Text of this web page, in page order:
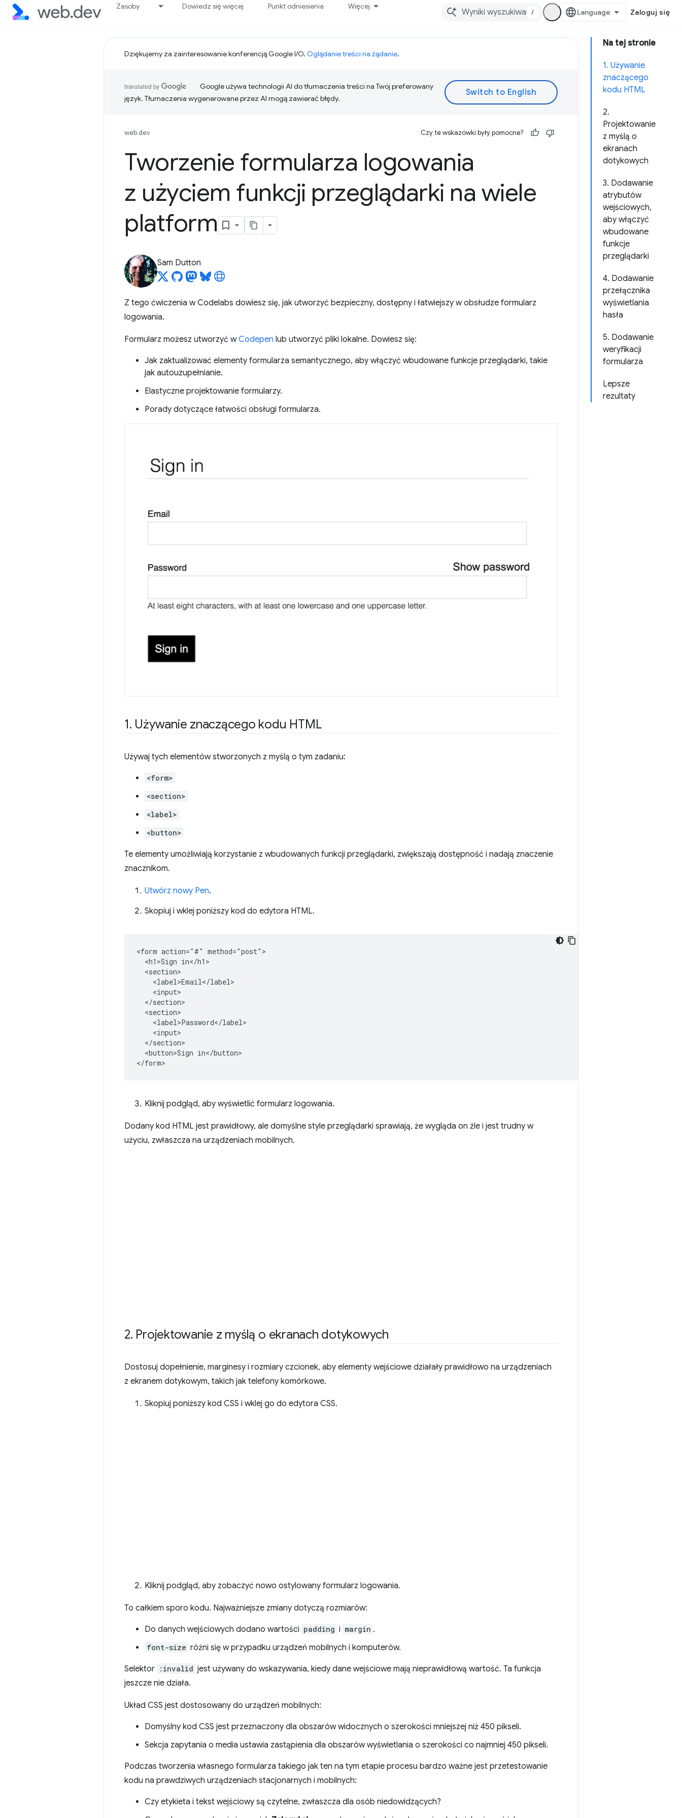
Zasoby Dowiedz się więcej Punkt odniesienia Więcej
/ Zaloguj się
Na tej stronie
1. Używanie
znaczącego
kodu HTML
2.
Projektowanie
z myślą o
ekranach
dotykowych
3. Dodawanie
atrybutów
wejściowych,
aby włączyć
wbudowane
funkcje
przeglądarki
4. Dodawanie
przełącznika
wyświetlania
hasła
5. Dodawanie
weryfikacji
formularza
Lepsze
rezultaty
Dziękujemy za zainteresowanie konferencją Google I/O. Oglądanie treści na żądanie.
Google używa technologii AI do tłumaczenia treści na Twój preferowany
język. Tłumaczenia wygenerowane przez AI mogą zawierać błędy.
web.dev Czy te wskazówki były pomocne?
Tworzenie formularza logowania
z użyciem funkcji przeglądarki na wiele
platform
Sam Dutton
Z tego ćwiczenia w Codelabs dowiesz się, jak utworzyć bezpieczny, dostępny i łatwiejszy w obsłudze formularz
logowania.
Formularz możesz utworzyć wCodepen lub utworzyć pliki lokalne. Dowiesz się:
Jak zaktualizować elementy formularza semantycznego, aby włączyć wbudowane funkcje przeglądarki, takie
jak autouzupełnianie.
Elastyczne projektowanie formularzy.
Porady dotyczące łatwości obsługi formularza.
1. Używanie znaczącego kodu HTML
Używaj tych elementów stworzonych z myślą o tym zadaniu:
<form>
<section>
<label>
<button>
Te elementy umożliwiają korzystanie z wbudowanych funkcji przeglądarki, zwiększają dostępność i nadają znaczenie
znacznikom.
Utwórz nowy Pen.
Skopiuj i wklej poniższy kod do edytora HTML.
<form action="#" method="post">
  <h1>Sign in</h1>
  <section>
    <label>Email</label>
    <input>
  </section>
  <section>
    <label>Password</label>
    <input>
  </section>
  <button>Sign in</button>
Kliknij podgląd, aby wyświetlić formularz logowania.
Dodany kod HTML jest prawidłowy, ale domyślne style przeglądarki sprawiają, że wygląda on źle i jest trudny w
użyciu, zwłaszcza na urządzeniach mobilnych.
2. Projektowanie z myślą o ekranach dotykowych
Dostosuj dopełnienie, marginesy i rozmiary czcionek, aby elementy wejściowe działały prawidłowo na urządzeniach
z ekranem dotykowym, takich jak telefony komórkowe.
Skopiuj poniższy kod CSS i wklej go do edytora CSS.
Kliknij podgląd, aby zobaczyć nowo ostylowany formularz logowania.
To całkiem sporo kodu. Najważniejsze zmiany dotyczą rozmiarów:
Do danych wejściowych dodano wartości padding i margin .
font-size różni się w przypadku urządzeń mobilnych i komputerów.
Selektor :invalid jest używany do wskazywania, kiedy dane wejściowe mają nieprawidłową wartość. Ta funkcja
jeszcze nie działa.
Układ CSS jest dostosowany do urządzeń mobilnych:
Domyślny kod CSS jest przeznaczony dla obszarów widocznych o szerokości mniejszej niż 450 pikseli.
Sekcja zapytania o media ustawia zastąpienia dla obszarów wyświetlania o szerokości co najmniej 450 pikseli.
Podczas tworzenia własnego formularza takiego jak ten na tym etapie procesu bardzo ważne jest przetestowanie
kodu na prawdziwych urządzeniach stacjonarnych i mobilnych:
Czy etykieta i tekst wejściowy są czytelne, zwłaszcza dla osób niedowidzących?